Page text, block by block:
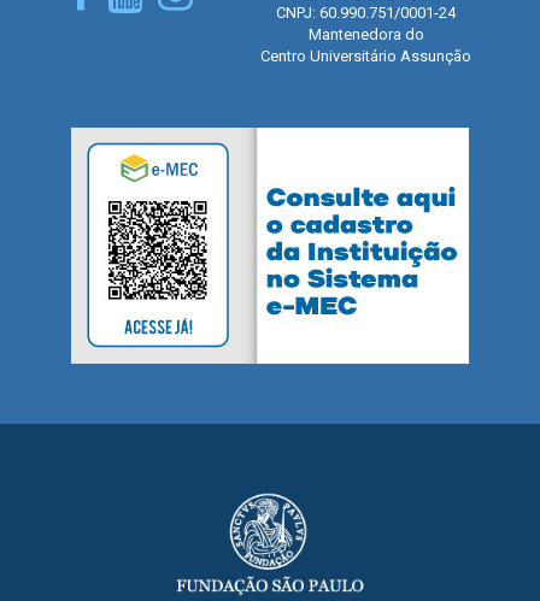
CNPJ: 60.990.751/0001-24
Mantenedora do
Centro Universitário Assunção